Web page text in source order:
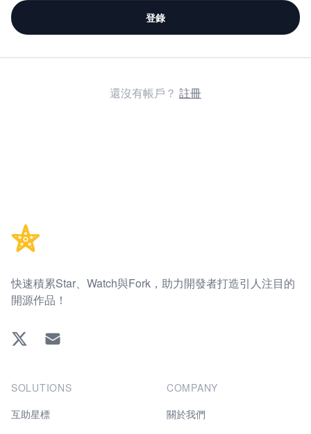
登錄
還沒有帳戶？ 註冊
快速積累Star、Watch與Fork，助力開發者打造引人注目的
開源作品！
Twitter EMAIL
SOLUTIONS
互助星標
COMPANY
關於我們